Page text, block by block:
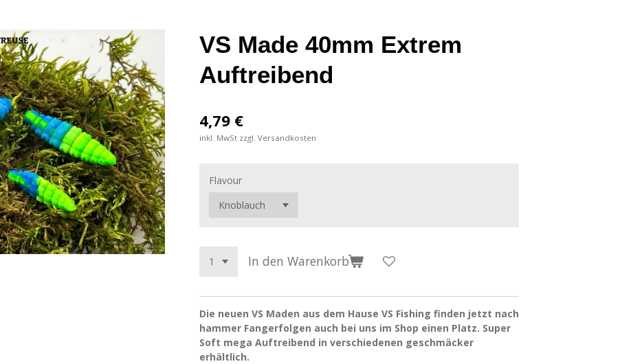
VS Made 40mm Extrem
Auftreibend
4,79 €
inkl. MwSt zzgl. Versandkosten
Flavour
In den Warenkorb
Die neuen VS Maden aus dem Hause VS Fishing finden jetzt nach
hammer Fangerfolgen auch bei uns im Shop einen Platz. Super
Soft mega Auftreibend in verschiedenen geschmäcker
erhältlich.